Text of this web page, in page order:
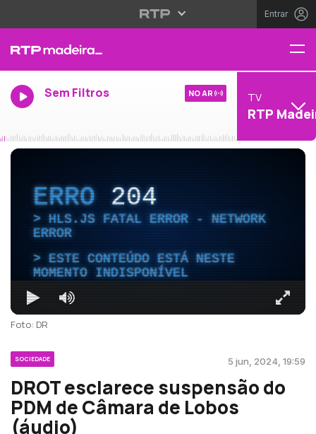
Entrar
Sem Filtros NO AR TV
RTP
ERRO204
HLS.JS FATAL ERROR - NETWORK
ERROR
ESTE CONTEÚDO ESTÁ NESTE
MOMENTO INDISPONÍVEL
Foto: DR
SOCIEDADE 5 jun, 2024, 19:59
DROT esclarece suspensão do
PDM de Câmara de Lobos
(áudio)